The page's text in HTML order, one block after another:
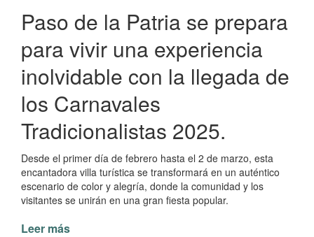
Toda
Pasión
Paso de la Patria se prepara
para vivir una experiencia
inolvidable con la llegada de
los Carnavales
Tradicionalistas 2025.
Desde el primer día de febrero hasta el 2 de marzo, esta
encantadora villa turística se transformará en un auténtico
escenario de color y alegría, donde la comunidad y los
visitantes se unirán en una gran fiesta popular.
Leer más